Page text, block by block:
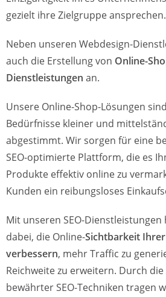
gezielt ihre Zielgruppe ansprechen.
Neben unseren Webdesign-
auch die Erstellung von Online-
Dienstleistungen an.
Unsere Online-Shop-Lösungen
Bedürfnisse kleiner und
abgestimmt. Wir sorgen für eine
SEO-optimierte Plattform, die es
Produkte effektiv online zu
Kunden ein reibungsloses
Mit unseren SEO-
dabei, die Online-Sichtbarkeit
verbessern, mehr Traffic zu
Reichweite zu erweitern. Durch
bewährter SEO-Techniken tragen